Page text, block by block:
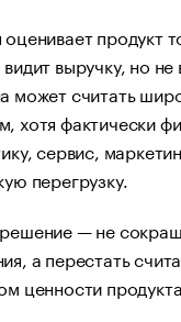
продукт
выручку, но не
может считать
хотя фактически
сервис,
перегрузку.
— не
а перестать
ценности